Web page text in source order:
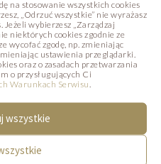
na stosowanie wszystkich cookies
„Odrzuć wszystkie” nie wyrażasz
Jeżeli wybierzesz „Zarządzaj
niektórych cookies zgodnie ze
wycofać zgodę, np. zmieniając
ustawienia przeglądarki.
oraz o zasadach przetwarzania
o przysługujących Ci
Warunkach Serwisu
wszystkie
pomarańczy, czekolady
który pięknie
menu.
i monoporcje
wiszącymibombkami
sznurem
razem z brokatowym
efektowną,